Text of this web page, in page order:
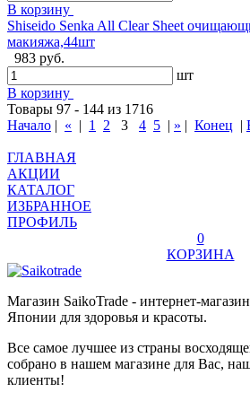
В корзину
Shiseido Senka All Clear Sheet
макияжа,44шт
983 руб.
шт
В корзину
Товары 97 - 144 из 1716
Начало | « | 1 2 3 4 5 | » | Конец |
ГЛАВНАЯ
АКЦИИ
КАТАЛОГ
ИЗБРАННОЕ
ПРОФИЛЬ
0
КОРЗИНА
Магазин SaikoTrade - интернет-
Японии для здоровья и красоты.
Все самое лучшее из страны
собрано в нашем магазине для Вас,
клиенты!